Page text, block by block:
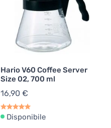
Hario V60 Coffee Server
Size 02, 700 ml
16,90 €
Disponibile